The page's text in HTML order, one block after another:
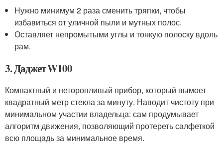
Нужно минимум 2 раза сменить тряпки, чтобы
избавиться от уличной пыли и мутных полос.
Оставляет непромытыми углы и тонкую полоску вдоль
рам.
3. Даджет W100
Компактный и неторопливый прибор, который вымоет
квадратный метр стекла за минуту. Наводит чистоту при
минимальном участии владельца: сам продумывает
алгоритм движения, позволяющий протереть салфеткой
всю площадь за минимальное время.